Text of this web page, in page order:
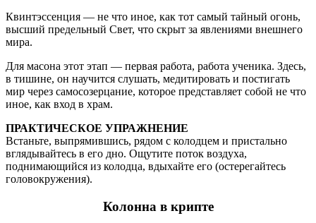
Квинтэссенция — не что иное, как тот самый тайный огонь,
высший предельный Свет, что скрыт за явлениями внешнего
мира.
Для масона этот этап — первая работа, работа ученика. Здесь,
в тишине, он научится слушать, медитировать и постигать
мир через самосозерцание, которое представляет собой не что
иное, как вход в храм.
ПРАКТИЧЕСКОЕ УПРАЖНЕНИЕ
Встаньте, выпрямившись, рядом с колодцем и пристально
вглядывайтесь в его дно. Ощутите поток воздуха,
поднимающийся из колодца, вдыхайте его (остерегайтесь
головокружения).
Колонна в крипте